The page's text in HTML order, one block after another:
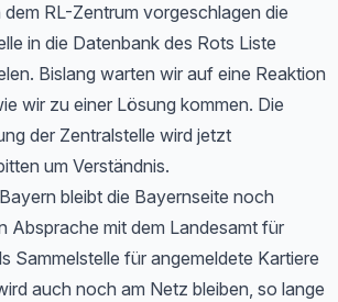
RL-Zentrum vorgeschlagen die
in die Datenbank des Rots Liste
Bislang warten wir auf eine Reaktion
wir zu einer Lösung kommen. Die
der Zentralstelle wird jetzt
um Verständnis.
bleibt die Bayernseite noch
Absprache mit dem Landesamt für
Sammelstelle für angemeldete Kartiere
auch noch am Netz bleiben, so lange